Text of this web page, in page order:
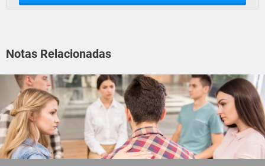
Notas Relacionadas